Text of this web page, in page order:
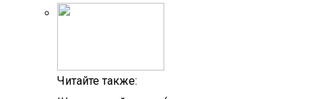
Читайте также: